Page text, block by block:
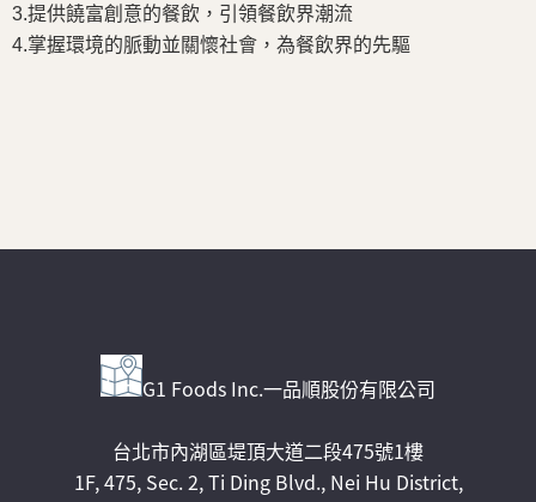
3.提供饒富創意的餐飲，引領餐飲界潮流
4.掌握環境的脈動並關懷社會，為餐飲界的先驅
G1 Foods Inc.一品順股份有限公司
台北市內湖區堤頂大道二段475號1樓
1F, 475, Sec. 2, Ti Ding Blvd., Nei Hu District,